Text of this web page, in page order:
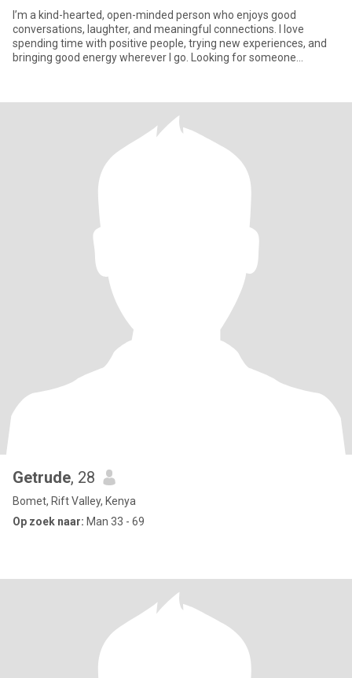
I’m a kind-hearted, open-minded person who enjoys good
conversations, laughter, and meaningful connections. I love
spending time with positive people, trying new experiences, and
bringing good energy wherever I go. Looking for someone
Getrude, 28
Bomet, Rift Valley, Kenya
Op zoek naar: Man 33 - 69